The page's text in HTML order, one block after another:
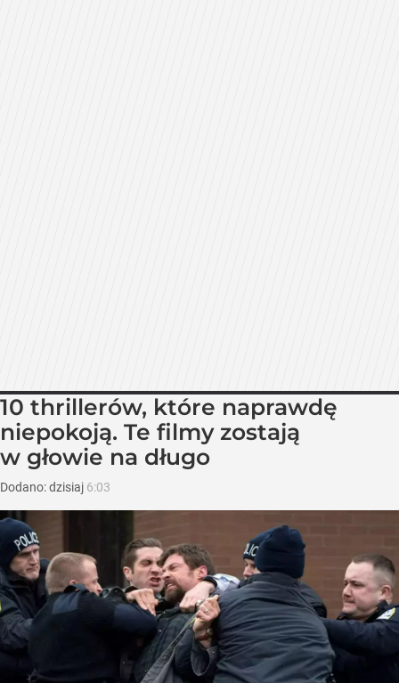
10 thrillerów, które naprawdę
niepokoją. Te filmy zostają
w głowie na długo
Dodano:dzisiaj 6:03